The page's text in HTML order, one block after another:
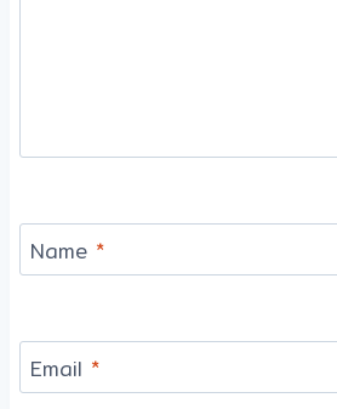
Name *
Email *